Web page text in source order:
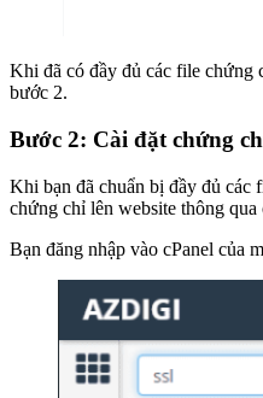
Khi đã có đầy đủ các file chứng
bước 2.
Bước 2: Cài đặt chứng
Khi bạn đã chuẩn bị đầy đủ các
chứng chỉ lên website thông qua
Bạn đăng nhập vào cPanel của